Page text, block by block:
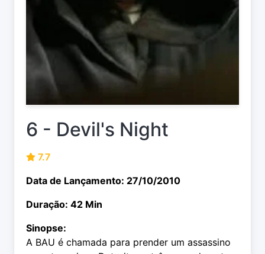
6 - Devil's Night
7.7
Data de Lançamento: 27/10/2010
Duração: 42 Min
Sinopse:
A BAU é chamada para prender um assassino